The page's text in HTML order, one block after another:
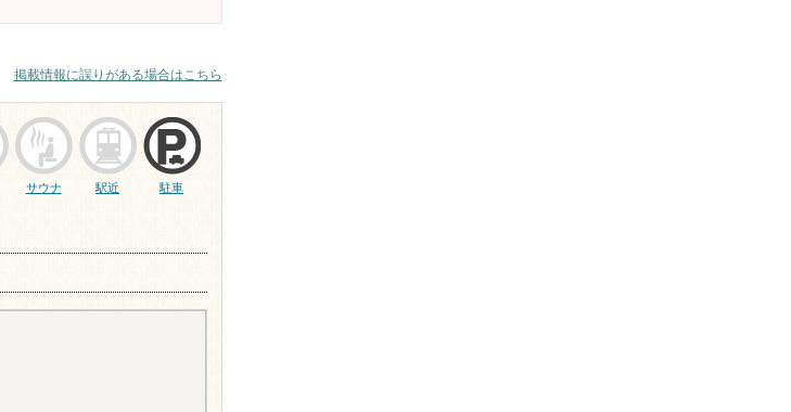
掲載情報に誤りがある場合はこちら
サウナ 駅近 駐車